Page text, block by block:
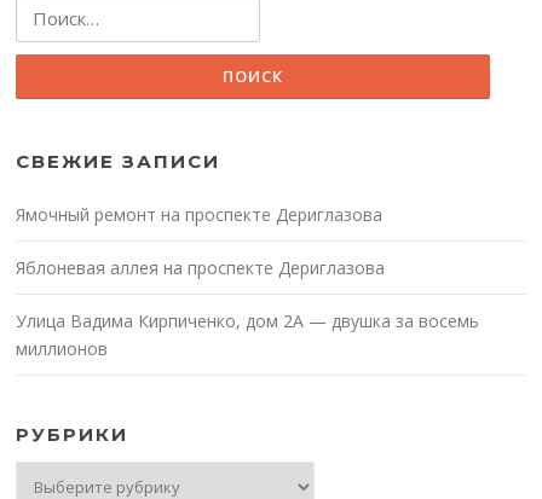
СВЕЖИЕ ЗАПИСИ
Ямочный ремонт на проспекте Дериглазова
Яблоневая аллея на проспекте Дериглазова
Улица Вадима Кирпиченко, дом 2А — двушка за восемь
миллионов
РУБРИКИ